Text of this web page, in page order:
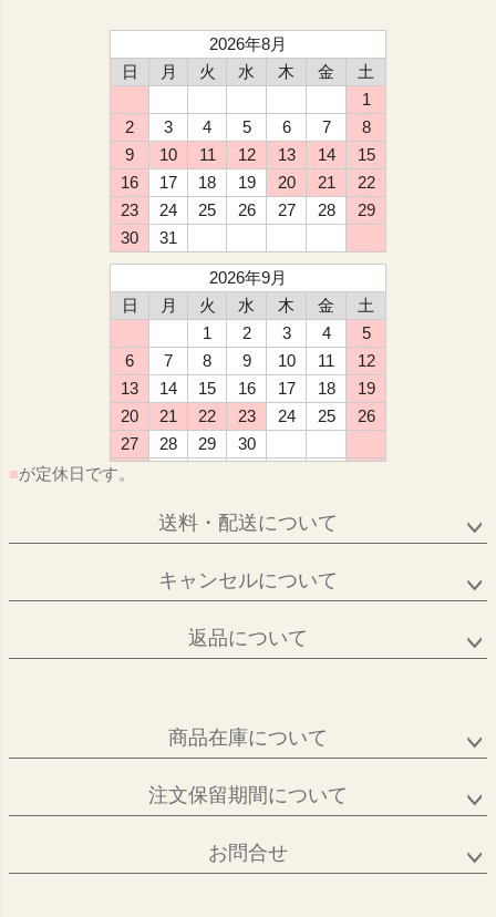
2026年8月
日
月 火 水 木 金
土
1
2
3 4 5 6 7
8
9
10 11 12 13 14
15
16
17 18 19 20 21
22
23
24 25 26 27 28
29
30
31
2026年9月
日
月 火 水 木 金
土
1
2 3 4
5
6
7 8 9 10 11
12
13
14 15 16 17 18
19
20
21 22 23 24 25
26
27
28 29
30
■が定休日です。
送料・配送について
キャンセルについて
返品について
商品在庫について
注文保留期間について
お問合せ